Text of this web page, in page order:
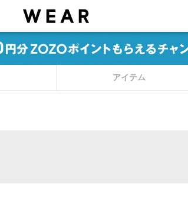
アイテム